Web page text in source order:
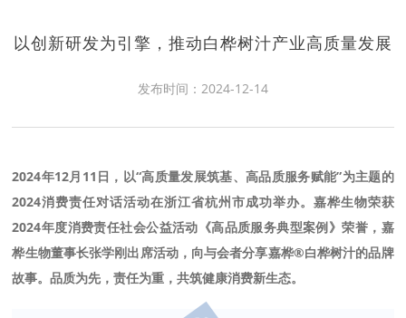
以创新研发为引擎，推动白桦树汁产业高质量发展
发布时间：2024-12-14
2024年12月11日，以“高质量发展筑基、高品质服务赋能”为主题的
2024消费责任对话活动在浙江省杭州市成功举办。嘉桦生物荣获
2024年度消费责任社会公益活动《高品质服务典型案例》荣誉，嘉
桦生物董事长张学刚出席活动，向与会者分享嘉桦®白桦树汁的品牌
故事。品质为先，责任为重，共筑健康消费新生态。